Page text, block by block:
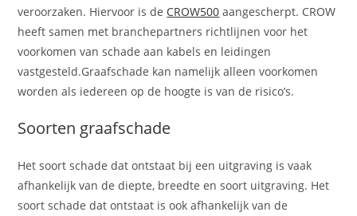
veroorzaken. Hiervoor is de CROW500 aangescherpt. CROW
heeft samen met branchepartners richtlijnen voor het
voorkomen van schade aan kabels en leidingen
vastgesteld.Graafschade kan namelijk alleen voorkomen
worden als iedereen op de hoogte is van de risico’s.
Soorten graafschade
Het soort schade dat ontstaat bij een uitgraving is vaak
afhankelijk van de diepte, breedte en soort uitgraving. Het
soort schade dat ontstaat is ook afhankelijk van de